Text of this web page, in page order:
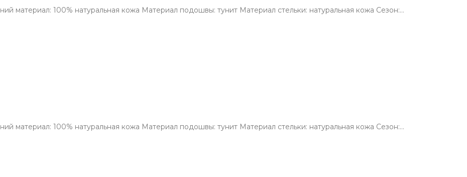
материал: 100% натуральная кожа Материал подошвы: тунит Материал стельки: натуральная кожа Сезон:…
материал: 100% натуральная кожа Материал подошвы: тунит Материал стельки: натуральная кожа Сезон:…